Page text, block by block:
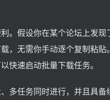
。假设你在某个论坛上发现
，无需你手动逐个复制粘
快速启动批量下载任务。
多任务同时进行，并且具